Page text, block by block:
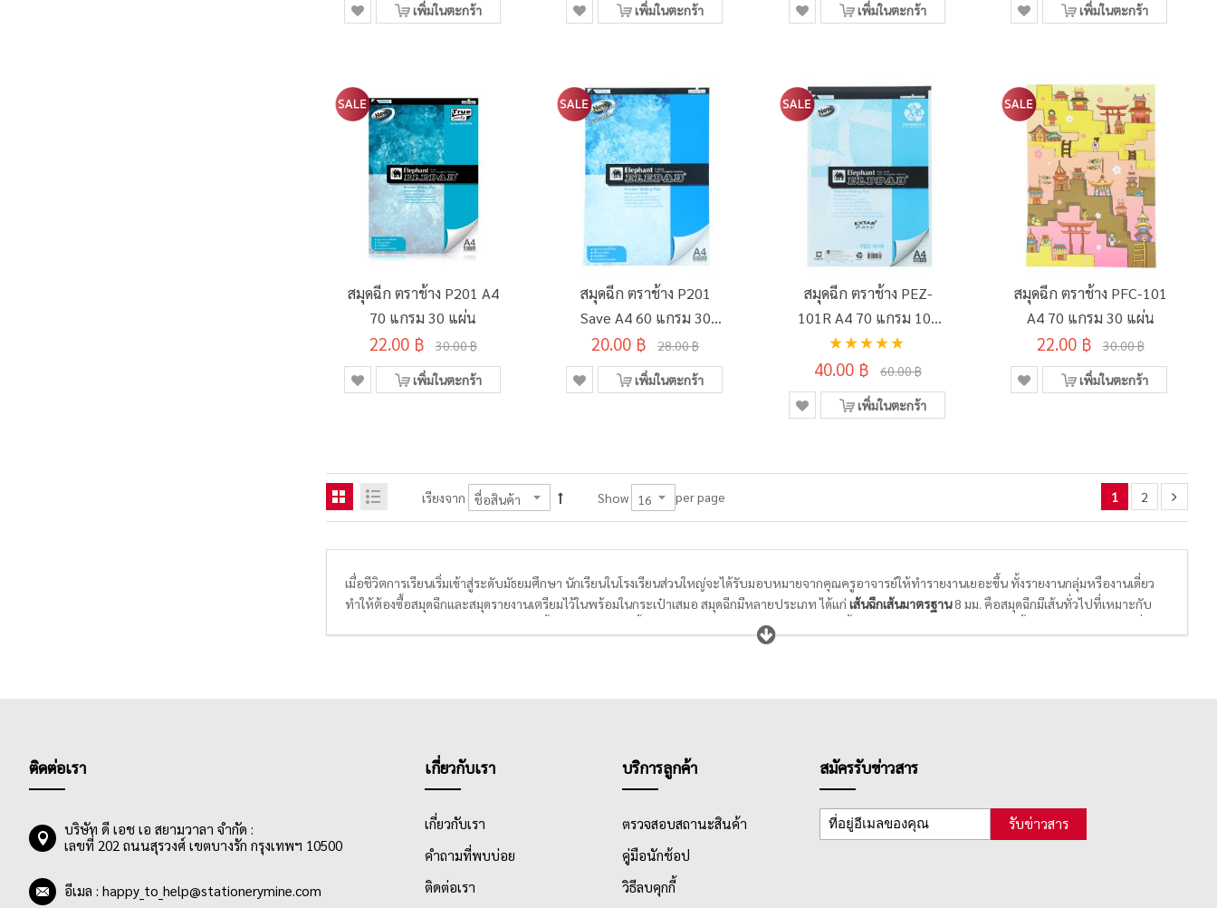
เพิ่มในตะกร้า เพิ่มในตะกร้า เพิ่มในตะกร้า เพิ่มในตะกร้า
สมุดฉีก ตราช้าง P201 A4
70 แกรม 30 แผ่น
22.00 ฿ 30.00 ฿
เพิ่มในตะกร้า
สมุดฉีก ตราช้าง P201
Save A4 60 แกรม 30
แผ่น
20.00 ฿ 28.00 ฿
เพิ่มในตะกร้า
สมุดฉีก ตราช้าง PEZ-
101R A4 70 แกรม 100
แผ่น
อันดับ:
100%
40.00 ฿ 60.00 ฿
เพิ่มในตะกร้า
สมุดฉีก ตราช้าง PFC-101
A4 70 แกรม 30 แผ่น
22.00 ฿ 30.00 ฿
เพิ่มในตะกร้า
เรียงจาก Show per page 1 2
เมื่อชีวิตการเรียนเริ่มเข้าสู่ระดับมัธยมศึกษา นักเรียนในโรงเรียนส่วนใหญ่จะได้รับมอบหมายจากคุณครูอาจารย์ให้ทำรายงานเยอะขึ้น ทั้งรายงานกลุ่มหรืองานเดี่ยว
ทำให้ต้องซื้อสมุดฉีกและสมุดรายงานเตรียมไว้ในพร้อมในกระเป๋าเสมอ สมุดฉีกมีหลายประเภท ได้แก่ เส้นฉีกเส้นมาตรฐาน8 มม. คือสมุดฉีกมีเส้นทั่วไปที่เหมาะกับ
งานเขียนการบ้าน เขียนรายงานส่งครู มีทั้งแบบมีเส้นสีแดงกั้นหน้าและไม่มีเส้น นักเรียนสามารถเลือกซื้อได้ตามความเหมาะสม นอกจากนี้ยังมี
เหมาะกับการเรียนวิชาเลขเป็นอย่างมาก เหมาะกับการใช้ในการสร้างกราฟ หรือแผนผังต่างๆให้ได้ตามโจทย์คณิตศาสตร์ ชีวิตการเรียนเลขที่แสนยากก็จะง่ายขึ้น
ติดต่อเรา
บริษัท ดี เอช เอ สยามวาลา จำกัด :
เลขที่ 202 ถนนสุรวงศ์ เขตบางรัก กรุงเทพฯ 10500
อีเมล : happy_to_help@stationerymine.com
เกี่ยวกับเรา
เกี่ยวกับเรา
คำถามที่พบบ่อย
ติดต่อเรา
บริการลูกค้า
ตรวจสอบสถานะสินค้า
คู่มือนักช้อป
วิธีลบคุกกี้
สมัครรับข่าวสาร
รับข่าวสาร